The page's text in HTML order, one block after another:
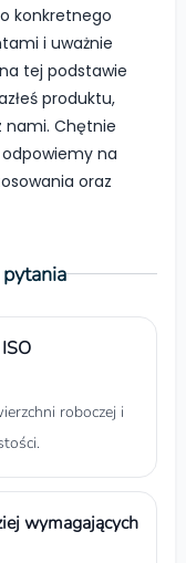
konkretnego
i uważnie
tej podstawie
produktu,
nami. Chętnie
na
oraz
roboczej i
wymagających